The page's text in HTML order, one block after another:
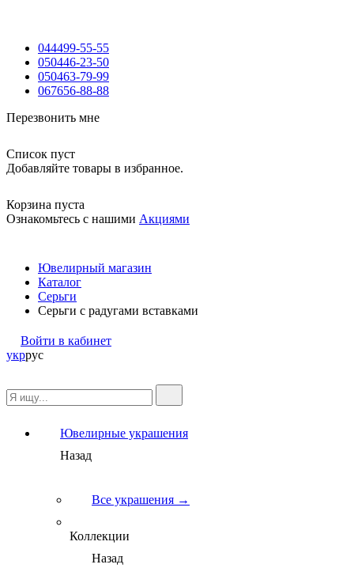
044499-55-55
050446-23-50
050463-79-99
067656-88-88
Перезвонить мне
Список пуст
Добавляйте товары в избранное.
Корзина пуста
Ознакомьтесь с нашими Акциями
Ювелирный магазин
Каталог
Серьги
Серьги c радугами вставками
Войти в кабинет
укррус
Ювелирные украшения
Назад
Все украшения →
Коллекции
Назад